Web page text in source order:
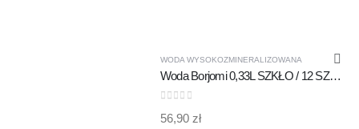
WODA WYSOKOZMINERALIZOWANA
Woda Borjomi 0,33L SZKŁO / 12 SZTUK (opakowanie)
56,90 zł